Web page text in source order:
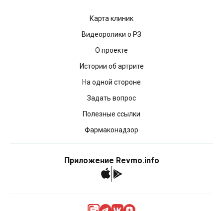
Приложение Revmo.info
Карта клиник
Видеоролики о РЗ
О проекте
Истории об артрите
На одной стороне
Задать вопрос
Полезные ссылки
Фармаконадзор